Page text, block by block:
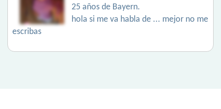
25 años de Bayern.
hola si me va habla de ... mejor no me
escribas